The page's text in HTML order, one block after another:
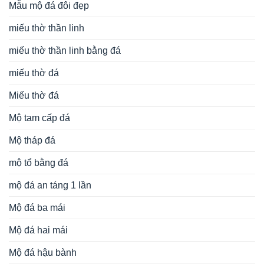
Mẫu mộ đá đôi đẹp
miếu thờ thần linh
miếu thờ thần linh bằng đá
miếu thờ đá
Miếu thờ đá
Mộ tam cấp đá
Mộ tháp đá
mộ tổ bằng đá
mộ đá an táng 1 lần
Mộ đá ba mái
Mộ đá hai mái
Mộ đá hậu bành